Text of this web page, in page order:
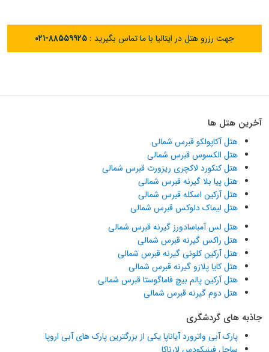
جهت رزرو هتل در ایتالیا با ما تماس بگیرید : ۰۲۱-۸۸۵۵۹۹۲۵
آخرین هتل ها
هتل آکاپولکو قبرس شمالی
هتل الکسوس قبرس شمالی
هتل کنکورد لاکچری ریزورت قبرس شمالی
هتل پیا بلا گیرنه قبرس شمالی
هتل آرکین اسکله قبرس شمالی
هتل لیماک دلوکس قبرس شمالی
هتل لس آمباسادورز گیرنه قبرس شمالی
هتل راکس گیرنه قبرس شمالی
هتل آرکین کلونی گیرنه قبرس شمالی
هتل کایا پلازو گیرنه قبرس شمالی
هتل آرکین پالم بیچ فاماگوستا قبرس شمالی
هتل دوم گیرنه قبرس شمالی
جاذبه های گردشگری
پارک آبی واترورد آیاناپا یکی از بزرگترین پارک های آبی اروپا